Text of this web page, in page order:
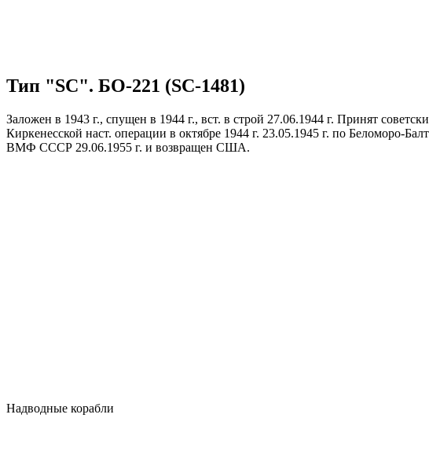
Тип "SC". БО-221 (SC-1481)
Заложен в 1943 г., спущен в 1944 г., вст. в строй 27.06.1944 г. Принят
Киркенесской наст. операции в октябре 1944 г. 23.05.1945 г. по Беломоро-
ВМФ СССР 29.06.1955 г. и возвращен США.
Надводные корабли